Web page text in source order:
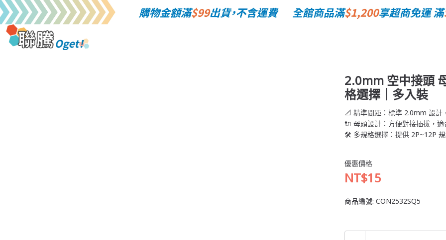
2.0mm 空中接頭
格選擇｜多入裝
📐 精準間距：標準 2.0mm 設計
🔌 母頭設計：方便對接插拔，
🛠 多規格選擇：提供 2P~12P
優惠價格
NT$15
商品編號: CON2532SQ5